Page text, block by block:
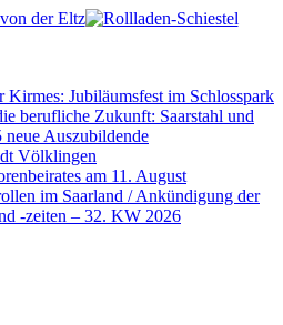
Kirmes: Jubiläumsfest im Schlosspark
berufliche Zukunft: Saarstahl und
Auszubildende
Völklingen
am 11. August
im Saarland / Ankündigung der
-zeiten – 32. KW 2026